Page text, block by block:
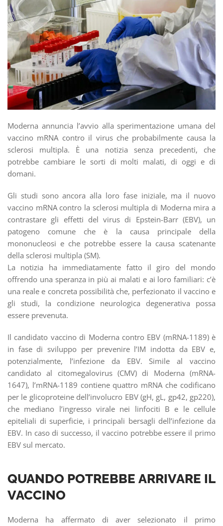
Moderna annuncia l’avvio alla sperimentazione umana del
vaccino mRNA contro il virus che probabilmente causa la
sclerosi multipla. È una notizia senza precedenti, che
potrebbe cambiare le sorti di molti malati, di oggi e di
domani.
Gli studi sono ancora alla loro fase iniziale, ma il nuovo
vaccino mRNA contro la sclerosi multipla di Moderna mira a
contrastare gli effetti del virus di Epstein-Barr (EBV), un
patogeno comune che è la causa principale della
mononucleosi e che potrebbe essere la causa scatenante
della sclerosi multipla (SM).
La notizia ha immediatamente fatto il giro del mondo
offrendo una speranza in più ai malati e ai loro familiari: c’è
una reale e concreta possibilità che, perfezionato il vaccino e
gli studi, la condizione neurologica degenerativa possa
essere prevenuta.
Il candidato vaccino di Moderna contro EBV (mRNA-1189) è
in fase di sviluppo per prevenire l’IM indotta da EBV e,
potenzialmente, l’infezione da EBV. Simile al vaccino
candidato al citomegalovirus (CMV) di Moderna (mRNA-
1647), l’mRNA-1189 contiene quattro mRNA che codificano
per le glicoproteine dell’involucro EBV (gH, gL, gp42, gp220),
che mediano l’ingresso virale nei linfociti B e le cellule
epiteliali di superficie, i principali bersagli dell’infezione da
EBV. In caso di successo, il vaccino potrebbe essere il primo
EBV sul mercato.
QUANDO POTREBBE ARRIVARE IL
VACCINO
Moderna ha affermato di aver selezionato il primo